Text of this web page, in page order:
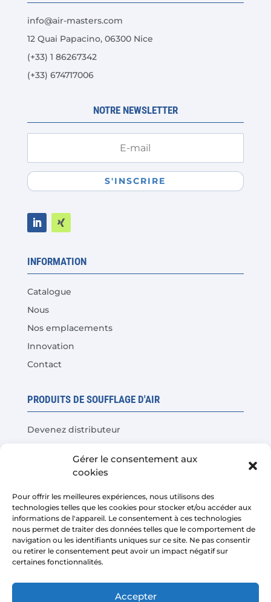
Gérer le consentement aux
cookies
Pour offrir les meilleures expériences, nous utilisons des
technologies telles que les cookies pour stocker et/ou accéder aux
informations de l'appareil. Le consentement à ces technologies
nous permet de traiter des données telles que le comportement de
navigation ou les identifiants uniques sur ce site. Ne pas consentir
ou retirer le consentement peut avoir un impact négatif sur
certaines fonctionnalités.
Accepter
sur
la
page
du
info@air-masters.com
12 Quai Papacino, 06300 Nice
(+33) 1 86267342
(+33) 674717006
NOTRE NEWSLETTER
S'INSCRIRE
INFORMATION
Catalogue
Nous
Nos emplacements
Innovation
Contact
PRODUITS DE SOUFFLAGE D'AIR
Devenez distributeur
Questions fréquentes
LÉGAL
Avis juridique
Politique de confidentialité
Conditions de vente de la plateforme